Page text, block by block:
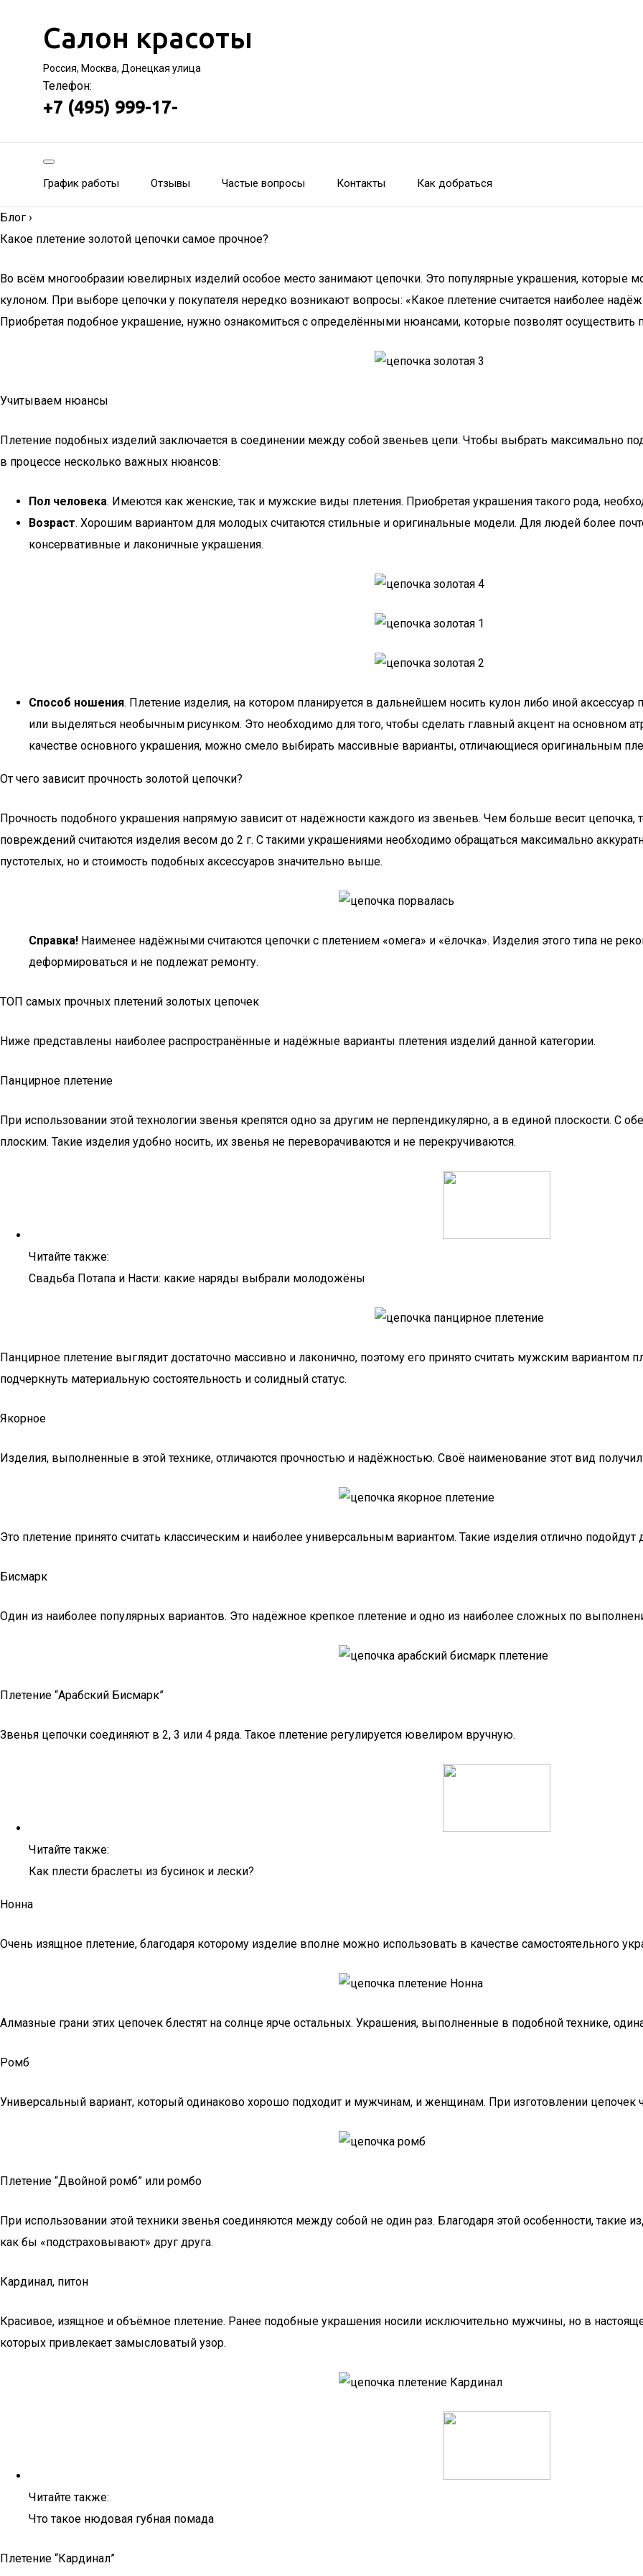
Салон красоты
Россия, Москва, Донецкая улица
Телефон:
+7 (495) 999-17-
График работы Отзывы Частые вопросы Контакты Как добраться
Блог ›
Какое плетение золотой цепочки самое прочное?
Во всём многообразии ювелирных изделий особое место занимают цепочки. Это популярные украшения, которые
кулоном. При выборе цепочки у покупателя нередко возникают вопросы: «Какое плетение считается наиболее
Приобретая подобное украшение, нужно ознакомиться с определёнными нюансами, которые позволят
Учитываем нюансы
Плетение подобных изделий заключается в соединении между собой звеньев цепи. Чтобы выбрать максимально
в процессе несколько важных нюансов:
Пол человека. Имеются как женские, так и мужские виды плетения. Приобретая украшения такого рода,
Возраст. Хорошим вариантом для молодых считаются стильные и оригинальные модели. Для людей более
консервативные и лаконичные украшения.
Способ ношения. Плетение изделия, на котором планируется в дальнейшем носить кулон либо иной
или выделяться необычным рисунком. Это необходимо для того, чтобы сделать главный акцент на основном
качестве основного украшения, можно смело выбирать массивные варианты, отличающиеся оригинальным
От чего зависит прочность золотой цепочки?
Прочность подобного украшения напрямую зависит от надёжности каждого из звеньев. Чем больше весит
повреждений считаются изделия весом до 2 г. С такими украшениями необходимо обращаться максимально
пустотелых, но и стоимость подобных аксессуаров значительно выше.
Справка! Наименее надёжными считаются цепочки с плетением «омега» и «ёлочка». Изделия этого типа не
деформироваться и не подлежат ремонту.
ТОП самых прочных плетений золотых цепочек
Ниже представлены наиболее распространённые и надёжные варианты плетения изделий данной категории.
Панцирное плетение
При использовании этой технологии звенья крепятся одно за другим не перпендикулярно, а в единой плоскости. С
плоским. Такие изделия удобно носить, их звенья не переворачиваются и не перекручиваются.
Читайте также:
Свадьба Потапа и Насти: какие наряды выбрали молодожёны
Панцирное плетение выглядит достаточно массивно и лаконично, поэтому его принято считать мужским вариантом
подчеркнуть материальную состоятельность и солидный статус.
Якорное
Изделия, выполненные в этой технике, отличаются прочностью и надёжностью. Своё наименование этот вид
Это плетение принято считать классическим и наиболее универсальным вариантом. Такие изделия отлично
Бисмарк
Один из наиболее популярных вариантов. Это надёжное крепкое плетение и одно из наиболее сложных по
Плетение “Арабский Бисмарк”
Звенья цепочки соединяют в 2, 3 или 4 ряда. Такое плетение регулируется ювелиром вручную.
Читайте также:
Как плести браслеты из бусинок и лески?
Нонна
Очень изящное плетение, благодаря которому изделие вполне можно использовать в качестве самостоятельного
Алмазные грани этих цепочек блестят на солнце ярче остальных. Украшения, выполненные в подобной технике,
Ромб
Универсальный вариант, который одинаково хорошо подходит и мужчинам, и женщинам. При изготовлении
Плетение “Двойной ромб” или ромбо
При использовании этой техники звенья соединяются между собой не один раз. Благодаря этой особенности, такие
как бы «подстраховывают» друг друга.
Кардинал, питон
Красивое, изящное и объёмное плетение. Ранее подобные украшения носили исключительно мужчины, но в
которых привлекает замысловатый узор.
Читайте также:
Что такое нюдовая губная помада
Плетение “Кардинал”